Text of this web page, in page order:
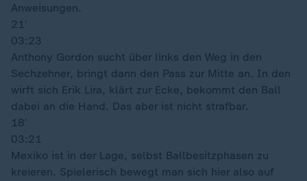
Anweisungen.
21′
03:23
Anthony Gordon sucht über links den Weg in den
Sechzehner, bringt dann den Pass zur Mitte an. In den
wirft sich Erik Lira, klärt zur Ecke, bekommt den Ball
dabei an die Hand. Das aber ist nicht strafbar.
18′
03:21
Mexiko ist in der Lage, selbst Ballbesitzphasen zu
kreieren. Spielerisch bewegt man sich hier also auf